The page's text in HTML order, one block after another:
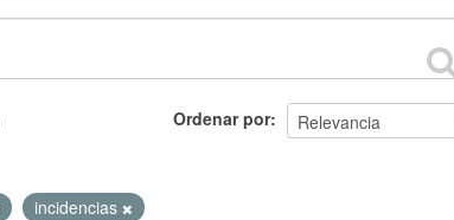
Ordenar por
incidencias